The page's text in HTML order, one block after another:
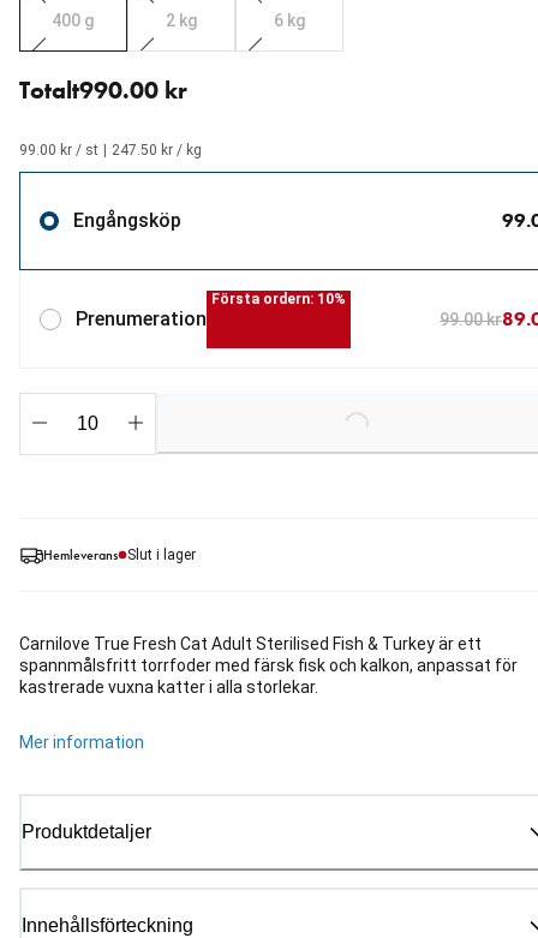
Hemleverans Slut i lager
Carnilove True Fresh Cat Adult Sterilised Fish & Turkey är ett
spannmålsfritt torrfoder med färsk fisk och kalkon, anpassat för
kastrerade vuxna katter i alla storlekar.
Mer information
Produktdetaljer
Innehållsförteckning
400 g 2 kg 6 kg
Totalt990.00 kr
99.00 kr / st 247.50 kr / kg
Engångsköp
Prenumeration
Första ordern: 10%
99.00 kr
Loading...